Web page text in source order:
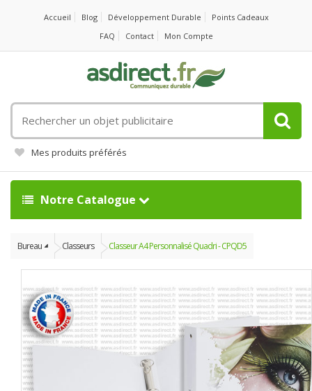
Accueil Blog Développement Durable
Points Cadeaux
FAQ
Contact Mon Compte
un
objet
publicitaire
Mes produits préférés
Notre Catalogue
Bureau Classeurs Classeur A4 Personnalisé Quadri - CPQD5